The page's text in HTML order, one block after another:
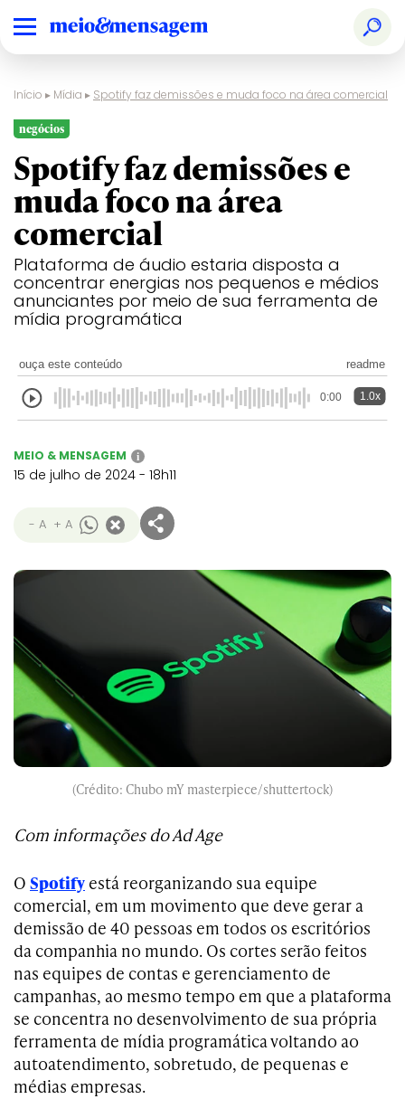
Início ▸ Mídia ▸ Spotify faz demissões e muda foco na área comercial
negócios
Spotify faz demissões e
muda foco na área
comercial
Plataforma de áudio estaria disposta a
concentrar energias nos pequenos e médios
anunciantes por meio de sua ferramenta de
mídia programática
ouça este conteúdo readme
0:00 1.0x
MEIO & MENSAGEM i
15 de julho de 2024 - 18h11
- A + A
(Crédito: Chubo mY masterpiece/shuttertock)
Com informações do Ad Age
O Spotify está reorganizando sua equipe
comercial, em um movimento que deve gerar a
demissão de 40 pessoas em todos os escritórios
da companhia no mundo. Os cortes serão feitos
nas equipes de contas e gerenciamento de
campanhas, ao mesmo tempo em que a plataforma
se concentra no desenvolvimento de sua própria
ferramenta de mídia programática voltando ao
autoatendimento, sobretudo, de pequenas e
médias empresas.